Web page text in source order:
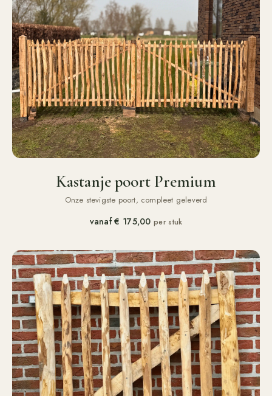
Kastanje poort Premium
Onze stevigste poort, compleet geleverd
vanaf€ 175,00 per stuk